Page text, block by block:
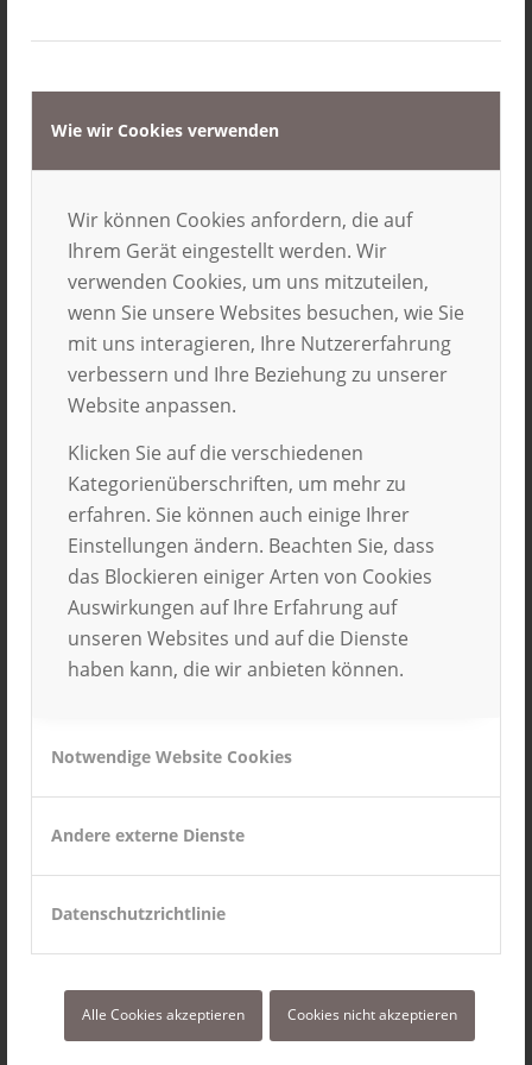
Wie wir Cookies verwenden
Wir können Cookies anfordern, die auf
Ihrem Gerät eingestellt werden. Wir
verwenden Cookies, um uns mitzuteilen,
wenn Sie unsere Websites besuchen, wie Sie
mit uns interagieren, Ihre Nutzererfahrung
verbessern und Ihre Beziehung zu unserer
Website anpassen.
Klicken Sie auf die verschiedenen
Kategorienüberschriften, um mehr zu
erfahren. Sie können auch einige Ihrer
Einstellungen ändern. Beachten Sie, dass
das Blockieren einiger Arten von Cookies
Auswirkungen auf Ihre Erfahrung auf
unseren Websites und auf die Dienste
haben kann, die wir anbieten können.
Notwendige Website Cookies
Andere externe Dienste
Datenschutzrichtlinie
Alle Cookies akzeptieren Cookies nicht akzeptieren
nicht dem Strom der Massen folgen, sondern eine
eigene Meinung, eigene Ideen und Vorstellungen
haben. Kurz: mit dem QUERDENKER-
Auslandsstipendium möchten wir Studenten
fördern, die ihr Auslandspraktikum dort
absolvieren möchten, wo es die meisten anderen
nicht hinzieht. Also nicht in die USA, nach England,
Österreich oder die Schweiz. Du bist darunter?
Dann bewirb dich für eines unserer
Teilstipendien! Mit den QUERDENKER-Stipendien
stellen wir 10 Teilstipendien im Gesamtwert von
5.000 €. Ein Teil davon ist nur für die
QUERDENKER-Auslandspraktika reserviert.
An wen richtet sich das
QUERDENKER-
Auslandsstipendium?
absolvieren möchten.
Wie bewerbe ich mich um das
QUERDENKER-Stipendium?
Satz erfahren, warum Du ein QUERDENKER bist.
Einfach, oder?
Hier findest Du weitere Informationen zum